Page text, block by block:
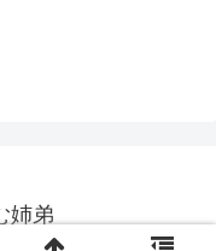
姉弟